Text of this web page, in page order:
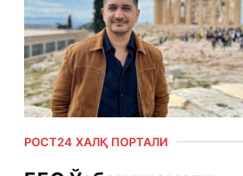
РОСТ24 ХАЛҚ ПОРТАЛИ